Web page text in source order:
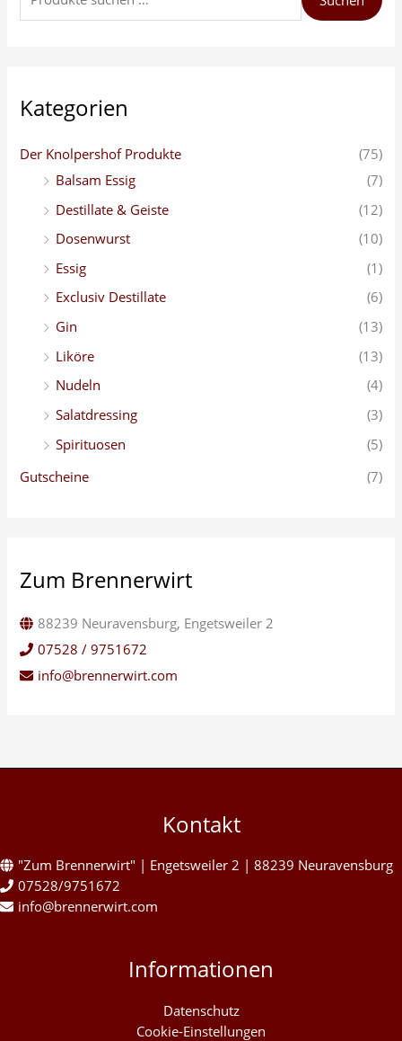
e
a
h
Kategorien
Der Knolpershof Produkte
(75)
Balsam Essig
(7)
Destillate & Geiste
(12)
Dosenwurst
(10)
Essig
(1)
Exclusiv Destillate
(6)
Gin
(13)
Liköre
(13)
Nudeln
(4)
Salatdressing
(3)
Spirituosen
(5)
Gutscheine
(7)
Zum Brennerwirt
88239 Neuravensburg, Engetsweiler 2
07528 / 9751672
info@brennerwirt.com
Kontakt
"Zum Brennerwirt" | Engetsweiler 2 | 88239 Neuravensburg
07528/9751672
info@brennerwirt.com
Informationen
Datenschutz
Cookie-Einstellungen